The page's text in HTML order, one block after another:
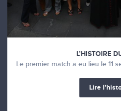
L’HISTOIRE
Le premier match a eu lieu le 11
Lire